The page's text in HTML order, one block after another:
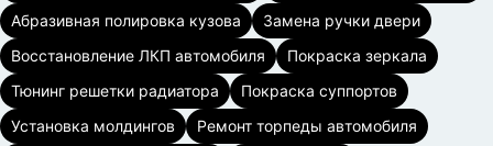
Абразивная полировка кузова
Замена ручки двери
Восстановление ЛКП автомобиля
Покраска зеркала
Тюнинг решетки радиатора
Покраска суппортов
Установка молдингов
Ремонт торпеды автомобиля